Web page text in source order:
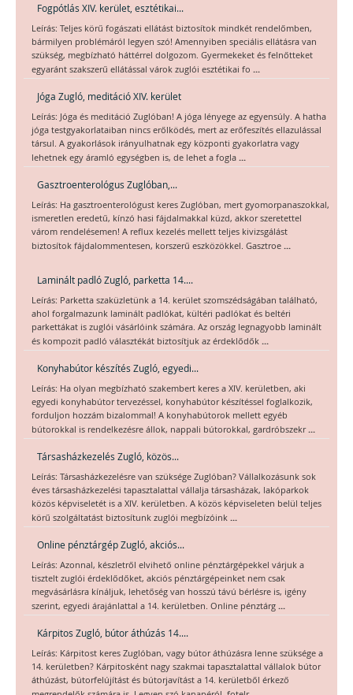
Fogpótlás XIV. kerület, esztétikai...
Leírás: Teljes körű fogászati ellátást biztosítok mindkét rendelőmben,
bármilyen problémáról legyen szó! Amennyiben speciális ellátásra van
szükség, megbízható háttérrel dolgozom. Gyermekeket és felnőtteket
egyaránt szakszerű ellátással várok zuglói esztétikai fo ...
Jóga Zugló, meditáció XIV. kerület
Leírás: Jóga és meditáció Zuglóban! A jóga lényege az egyensúly. A hatha
jóga testgyakorlataiban nincs erőlködés, mert az erőfeszítés ellazulással
társul. A gyakorlások irányulhatnak egy központi gyakorlatra vagy
lehetnek egy áramló egységben is, de lehet a fogla ...
Gasztroenterológus Zuglóban,...
Leírás: Ha gasztroenterológust keres Zuglóban, mert gyomorpanaszokkal,
ismeretlen eredetű, kínzó hasi fájdalmakkal küzd, akkor szeretettel
várom rendelésemen! A reflux kezelés mellett teljes kivizsgálást
biztosítok fájdalommentesen, korszerű eszközökkel. Gasztroe ...
Laminált padló Zugló, parketta 14....
Leírás: Parketta szaküzletünk a 14. kerület szomszédságában található,
ahol forgalmazunk laminált padlókat, kültéri padlókat és beltéri
parkettákat is zuglói vásárlóink számára. Az ország legnagyobb laminált
és kompozit padló választékát biztosítjuk az érdeklődők ...
Konyhabútor készítés Zugló, egyedi...
Leírás: Ha olyan megbízható szakembert keres a XIV. kerületben, aki
egyedi konyhabútor tervezéssel, konyhabútor készítéssel foglalkozik,
forduljon hozzám bizalommal! A konyhabútorok mellett egyéb
bútorokkal is rendelkezésre állok, nappali bútorokkal, gardróbszekr ...
Társasházkezelés Zugló, közös...
Leírás: Társasházkezelésre van szüksége Zuglóban? Vállalkozásunk sok
éves társasházkezelési tapasztalattal vállalja társasházak, lakóparkok
közös képviseletét is a XIV. kerületben. A közös képviseleten belül teljes
körű szolgáltatást biztosítunk zuglói megbízóink ...
Online pénztárgép Zugló, akciós...
Leírás: Azonnal, készletről elvihető online pénztárgépekkel várjuk a
tisztelt zuglói érdeklődőket, akciós pénztárgépeinket nem csak
megvásárlásra kínáljuk, lehetőség van hosszú távú bérlésre is, igény
szerint, egyedi árajánlattal a 14. kerületben. Online pénztárg ...
Kárpitos Zugló, bútor áthúzás 14....
Leírás: Kárpitost keres Zuglóban, vagy bútor áthúzásra lenne szüksége a
14. kerületben? Kárpitosként nagy szakmai tapasztalattal vállalok bútor
áthúzást, bútorfelújítást és bútorjavítást a 14. kerületből érkező